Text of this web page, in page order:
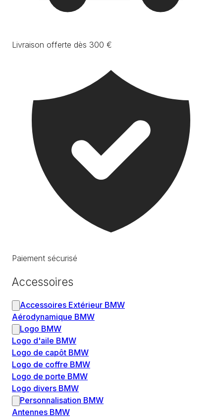
Livraison offerte dès 300 €
Paiement sécurisé
Accessoires
Accessoires Extérieur BMW
Aérodynamique BMW
Logo BMW
Logo d'aile BMW
Logo de capôt BMW
Logo de coffre BMW
Logo de porte BMW
Logo divers BMW
Personnalisation BMW
Antennes BMW